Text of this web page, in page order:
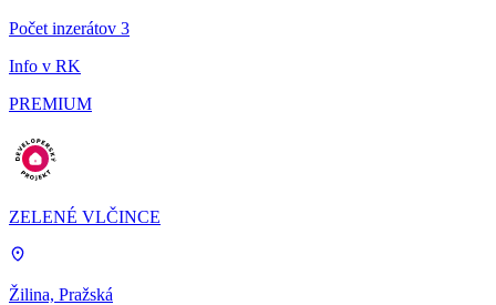
Počet inzerátov 3
Info v RK
PREMIUM
ZELENÉ VLČINCE
Žilina, Pražská